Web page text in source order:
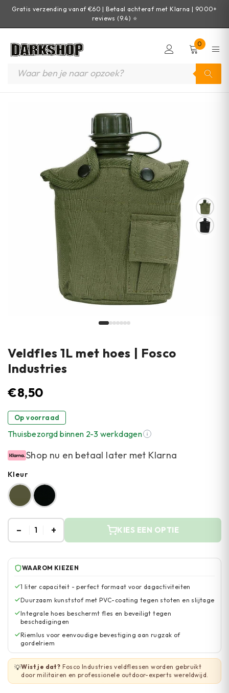
Gratis verzending vanaf €60 | Betaal achteraf met Klarna | 9000+
reviews (9.4) ⭐
0
Veldfles 1L met hoes | Fosco
Industries
€8,50
Op voorraad
Thuisbezorgd binnen 2-3 werkdagen
Shop nu en betaal later met Klarna
Kleur
– 1 + KIES EEN OPTIE
WAAROM KIEZEN
1 liter capaciteit - perfect formaat voor dagactiviteiten
Duurzaam kunststof met PVC-coating tegen stoten en slijtage
Integrale hoes beschermt fles en beveiligt tegen
beschadigingen
Riemlus voor eenvoudige bevestiging aan rugzak of
gordelriem
💡Wist je dat? Fosco Industries veldflessen worden gebruikt
door militairen en professionele outdoor-experts wereldwijd.